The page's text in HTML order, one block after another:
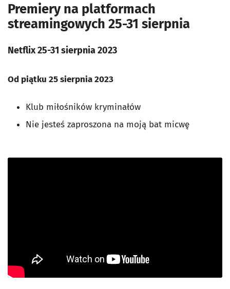
Premiery na platformach
streamingowych 25-31 sierpnia
Netflix 25-31 sierpnia 2023
Od piątku 25 sierpnia 2023
Klub miłośników kryminałów
Nie jesteś zaproszona na moją bat micwę